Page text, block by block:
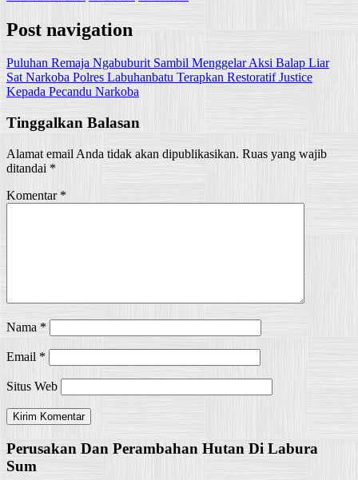
Post navigation
Puluhan Remaja Ngabuburit Sambil Menggelar Aksi Balap Liar
Sat Narkoba Polres Labuhanbatu Terapkan Restoratif Justice
Kepada Pecandu Narkoba
Tinggalkan Balasan
Alamat email Anda tidak akan dipublikasikan. Ruas yang wajib
ditandai *
Komentar *
Nama *
Email *
Situs Web
Perusakan Dan Perambahan Hutan Di Labura
Sum